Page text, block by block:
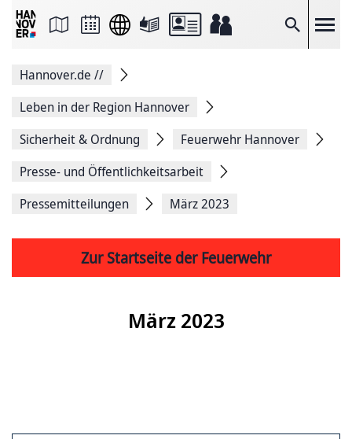
Suche
Seite
Facebook
teilen
Seitenlink
Seite
Hannover.de //
Leben in der Region Hannover
Sicherheit & Ordnung
Feuerwehr Hannover
Presse- und Öffentlichkeitsarbeit
Pressemitteilungen
März 2023
Zur Startseite der Feuerwehr
März 2023